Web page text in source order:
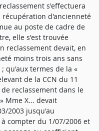
s'effectuera
d'ancienneté
au poste de cadre de
elle s'est trouvée
reclassement devait, en
moins trois ans sans
qu'aux termes de la «
de la CCN du 11
reclassement dans le
Mme X... devait
2003 jusqu'au
compter du 1/07/2006 et